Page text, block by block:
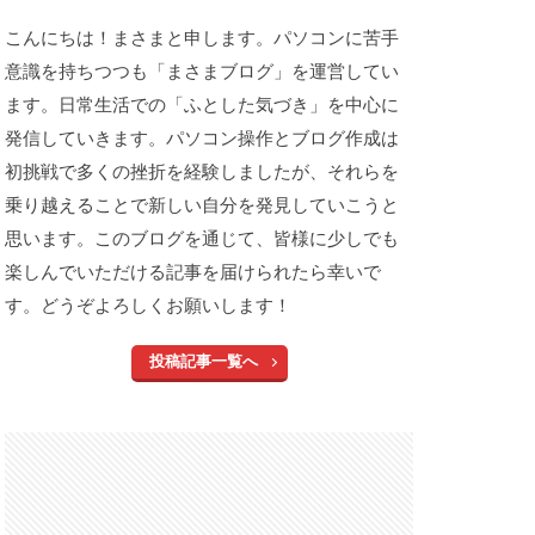
こんにちは！まさまと申します。パソコンに苦手
意識を持ちつつも「まさまブログ」を運営してい
ます。日常生活での「ふとした気づき」を中心に
発信していきます。パソコン操作とブログ作成は
初挑戦で多くの挫折を経験しましたが、それらを
乗り越えることで新しい自分を発見していこうと
思います。このブログを通じて、皆様に少しでも
楽しんでいただける記事を届けられたら幸いで
す。どうぞよろしくお願いします！
投稿記事一覧へ